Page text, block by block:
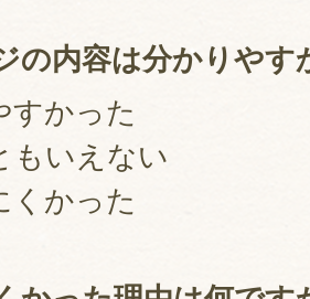
の内容は分かりやす
すかった
もいえない
くかった